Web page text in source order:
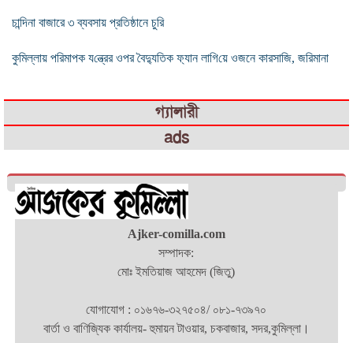
চান্দিনা বাজারে ৩ ব্যবসায় প্রতিষ্ঠানে চুরি
কুমিল্লায় পরিমাপক য‌ন্ত্রের ওপর বৈদ‌্যু‌তিক ফ‌্যান লা‌গি‌য়ে ওজনে কারসাজি, জরিমানা
গ্যালারী
ads
Ajker-comilla.com
সম্পাদক:
মোঃ ইমতিয়াজ আহমেদ (জিতু)
যোগাযোগ : ০১৬৭৬-৩২৭৫০৪/ ০৮১-৭৩৯৭০
বার্তা ও বাণিজ্যিক কার্যালয়- হুমায়ন টাওয়ার, চকবাজার, সদর,কুমিল্লা।